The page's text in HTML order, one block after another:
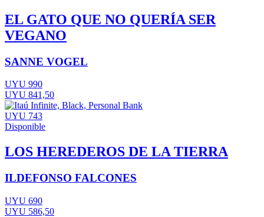
EL GATO QUE NO QUERÍA SER
VEGANO
SANNE VOGEL
UYU 990
UYU 841,50
UYU 743
Disponible
LOS HEREDEROS DE LA TIERRA
ILDEFONSO FALCONES
UYU 690
UYU 586,50